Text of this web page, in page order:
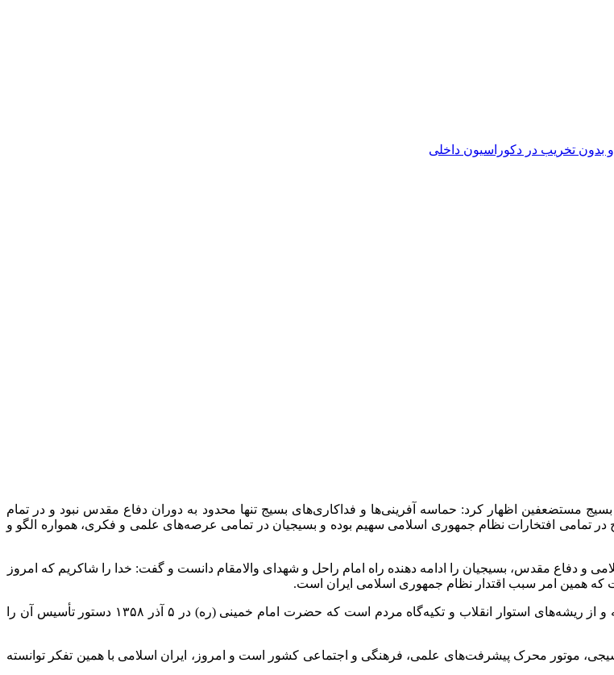
بدون تخریب در دکوراسیون داخلی
مستضعفین اظهار کرد: حماسه آفرینی‌ها و فداکاری‌های بسیج تنها محدود به دوران دفاع مقدس نبود و در تمام
تمامی افتخارات نظام جمهوری اسلامی سهیم بوده و بسیجیان در تمامی عرصه‌های علمی و فکری، همواره الگو و
و دفاع مقدس، بسیجیان را ادامه دهنده راه امام راحل و شهدای والامقام دانست و گفت: خدا را شاکریم که امروز
که همین امر سبب اقتدار نظام جمهوری اسلامی ایران است.
است که امام راحل (ره) با درک دقیق از نیاز جامعه و از ریشه‌های استوار انقلاب و تکیه‌گاه مردم است که حضرت امام خمینی (ره) در ۵ آذر ۱۳۵۸ دستور تأسیس آن را
موتور محرک پیشرفت‌های علمی، فرهنگی و اجتماعی کشور است و امروز، ایران اسلامی با همین تفکر توانسته